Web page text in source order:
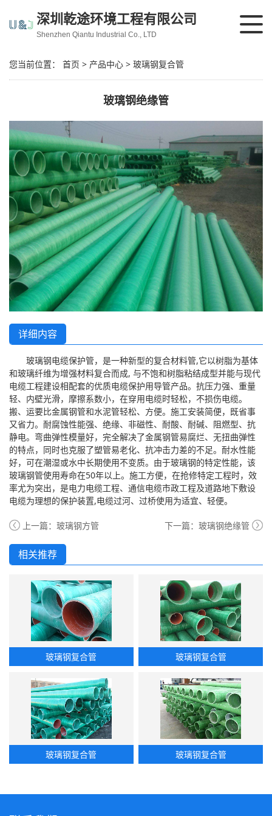
深圳乾途环境工程有限公司
Shenzhen Qiantu Industrial Co., LTD
您当前位置： 首页 > 产品中心 > 玻璃钢复合管
玻璃钢绝缘管
详细内容
玻璃钢电缆保护管，是一种新型的复合材料管,它以树脂为基体
和玻璃纤维为增强材料复合而成, 与不饱和树脂粘结成型并能与现代
电缆工程建设相配套的优质电缆保护用导管产品。抗压力强、重量
轻、内壁光滑，摩擦系数小，在穿用电缆时轻松，不损伤电缆。
搬、运要比金属钢管和水泥管轻松、方便。施工安装简便，既省事
又省力。耐腐蚀性能强、绝缘、非磁性、耐酸、耐碱、阻燃型、抗
静电。弯曲弹性模量好，完全解决了金属钢管易腐烂、无扭曲弹性
的特点，同时也克服了塑管易老化、抗冲击力差的不足。耐水性能
好，可在潮湿或水中长期使用不变质。由于玻璃钢的特定性能，该
玻璃钢管使用寿命在50年以上。施工方便，在抢修特定工程时，效
率尤为突出，是电力电缆工程、通信电缆市政工程及道路地下敷设
电缆为理想的保护装置,电缆过河、过桥使用为适宜、轻便。
上一篇： 玻璃钢方管 下一篇： 玻璃钢绝缘管
相关推荐
玻璃钢复合管 玻璃钢复合管
玻璃钢复合管 玻璃钢复合管